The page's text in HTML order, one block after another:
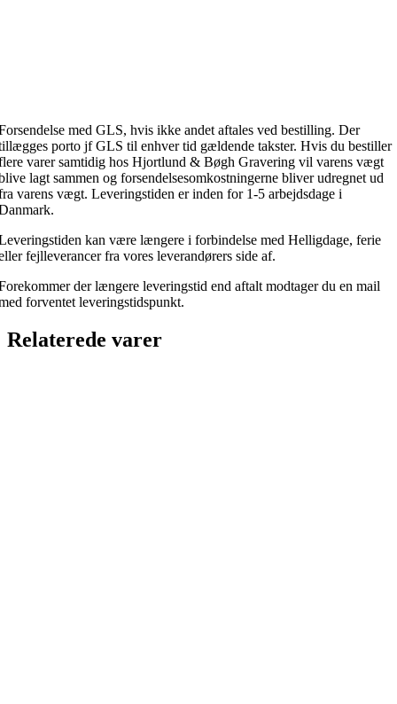
med GLS, hvis ikke andet aftales ved bestilling. Der
porto jf GLS til enhver tid gældende takster. Hvis du bestiller
varer samtidig hos Hjortlund & Bøgh Gravering vil varens vægt
lagt sammen og forsendelsesomkostningerne bliver udregnet ud
varens vægt. Leveringstiden er inden for 1-5 arbejdsdage i
kan være længere i forbindelse med Helligdage, ferie
fejlleverancer fra vores leverandørers side af.
der længere leveringstid end aftalt modtager du en mail
forventet leveringstidspunkt.
Relaterede varer